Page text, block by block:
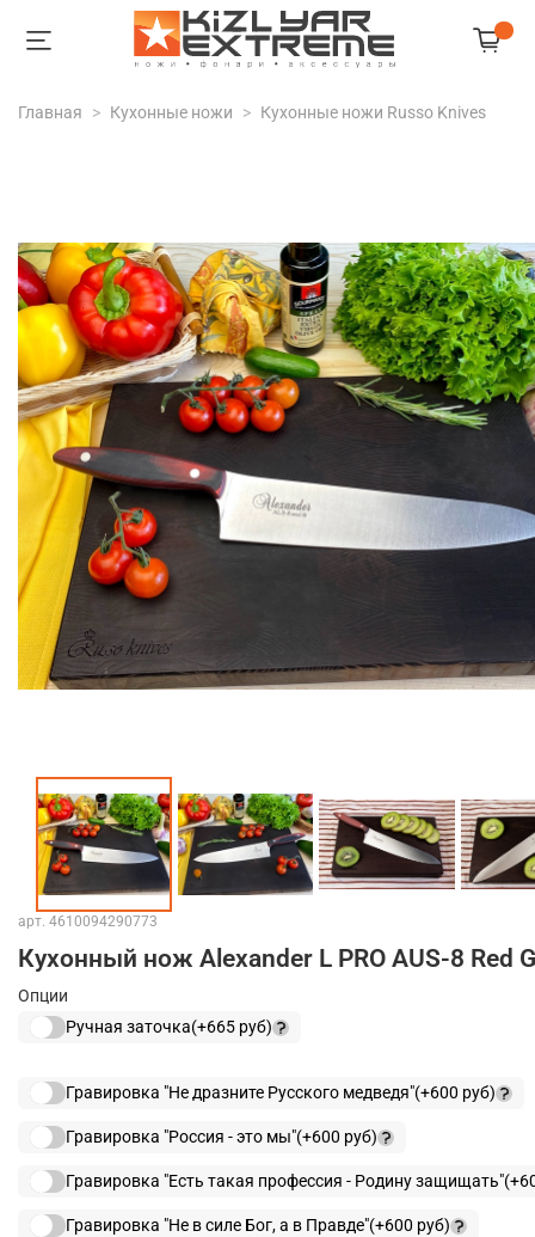
Главная Кухонные ножи Кухонные ножи Russo Knives
арт. 4610094290773
Кухонный нож Alexander L PRO AUS-8 Red
Опции
Ручная заточка(+665 руб)
Гравировка "Не дразните Русского медведя"(+600 руб)
Гравировка "Россия - это мы"(+600 руб)
Гравировка "Есть такая профессия - Родину защищать"(+
Гравировка "Не в силе Бог, а в Правде"(+600 руб)